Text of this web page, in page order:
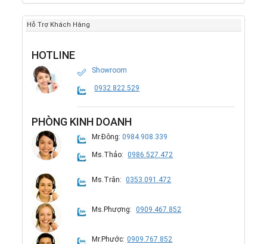
Hỗ Trợ Khách Hàng
HOTLINE
Showroom
0932.822.529
PHÒNG KINH DOANH
Mr.Đông:0984.908.339
Ms.Thảo: 0986.527.472
Ms.Trân: 0353.091.472
Ms.Phượng: 0909.467.852
Mr.Phước: 0909.767.852